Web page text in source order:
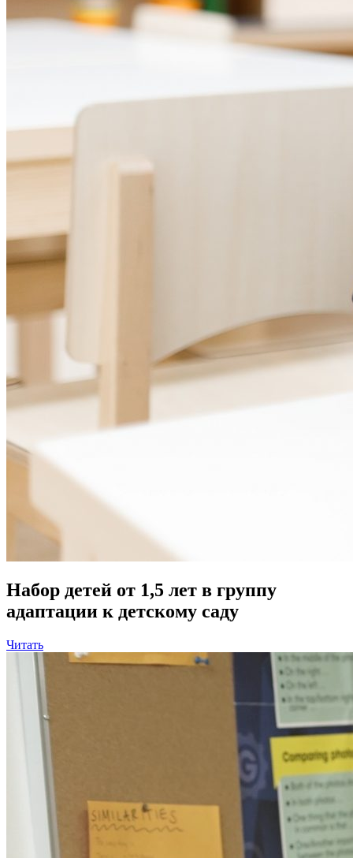
Набор детей от 1,5 лет в группу
адаптации к детскому саду
Читать